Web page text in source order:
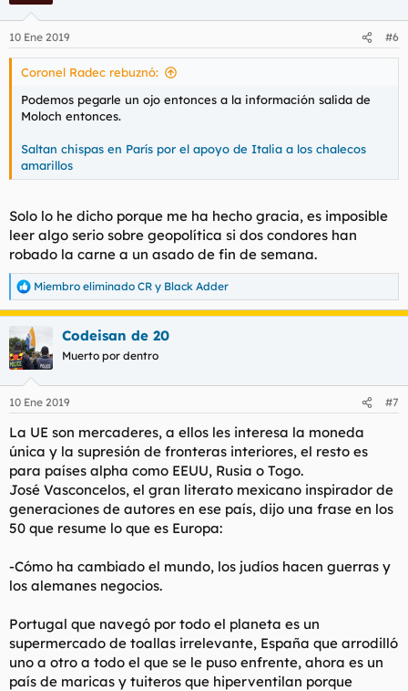
10 Ene 2019 #6
Coronel Radec rebuznó:
Podemos pegarle un ojo entonces a la información salida de
Moloch entonces.
Saltan chispas en París por el apoyo de Italia a los chalecos
amarillos
Solo lo he dicho porque me ha hecho gracia, es imposible
leer algo serio sobre geopolítica si dos condores han
robado la carne a un asado de fin de semana.
R
e
a
c
c
i
e
:
Miembro eliminado CR y Black Adder
Codeisan de 20
Muerto por dentro
10 Ene 2019 #7
La UE son mercaderes, a ellos les interesa la moneda
única y la supresión de fronteras interiores, el resto es
para países alpha como EEUU, Rusia o Togo.
José Vasconcelos, el gran literato mexicano inspirador de
generaciones de autores en ese país, dijo una frase en los
50 que resume lo que es Europa:
-Cómo ha cambiado el mundo, los judíos hacen guerras y
los alemanes negocios.
Portugal que navegó por todo el planeta es un
supermercado de toallas irrelevante, España que arrodilló
uno a otro a todo el que se le puso enfrente, ahora es un
país de maricas y tuiteros que hiperventilan porque